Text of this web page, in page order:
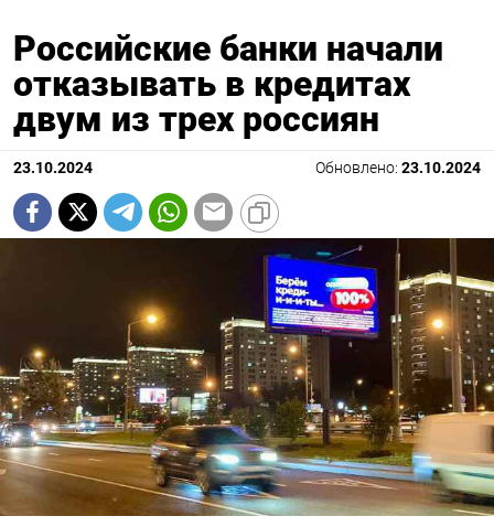
Российские банки начали
отказывать в кредитах
двум из трех россиян
23.10.2024 Обновлено: 23.10.2024